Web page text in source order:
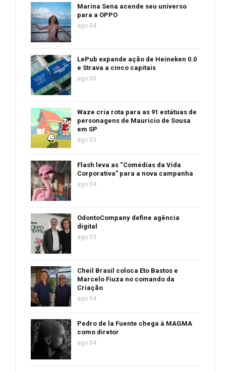
Marina Sena acende seu universo
para a OPPO
ago 04
LePub expande ação de Heineken 0.0
e Strava a cinco capitais
ago 05
Waze cria rota para as 91 estátuas de
personagens de Mauricio de Sousa
em SP
ago 03
Flash leva as “Comédias da Vida
Corporativa” para a nova campanha
ago 04
OdontoCompany define agência
digital
ago 03
Cheil Brasil coloca Eto Bastos e
Marcelo Fiuza no comando da
Criação
ago 04
Pedro de la Fuente chega à MAGMA
como diretor
ago 04